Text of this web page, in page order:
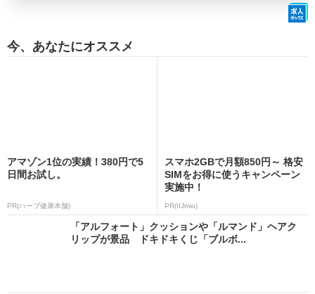
今、あなたにオススメ
アマゾン1位の実績！380円で5
日間お試し。
PR(ハーブ健康本舗)
スマホ2GBで月額850円～ 格安
SIMをお得に使うキャンペーン
実施中！
PR(IIJmio)
「アルフォート」クッションや「ルマンド」ヘアク
リップが景品 ドキドキくじ「ブルボ...